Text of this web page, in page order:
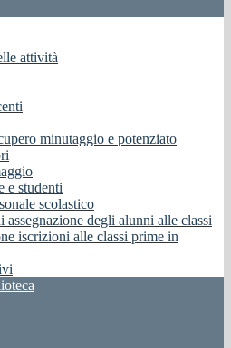
attività
minutaggio e potenziato
e studenti
scolastico
assegnazione degli alunni alle classi
iscrizioni alle classi prime in